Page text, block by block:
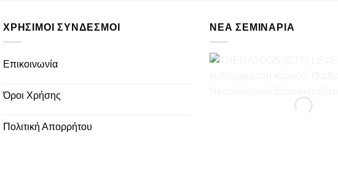
ΧΡΗΣΙΜΟΙ ΣΥΝΔΕΣΜΟΙ
Επικοινωνία
Όροι Χρήσης
Πολιτική Απορρήτου
ΝΈΑ ΣΕΜΙΝΆΡΙΑ